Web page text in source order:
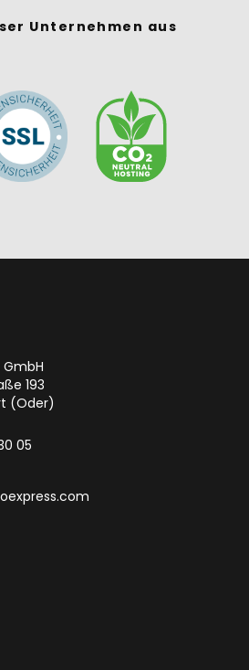
Unternehmen aus
GmbH
193
(Oder)
05